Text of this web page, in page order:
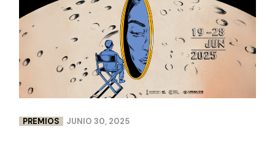
PREMIOS JUNIO 30, 2025